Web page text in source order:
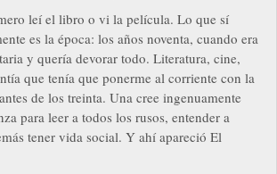
leí el libro o vi la película. Lo que sí
es la época: los años noventa, cuando era
y quería devorar todo. Literatura, cine,
que tenía que ponerme al corriente con la
de los treinta. Una cree ingenuamente
para leer a todos los rusos, entender a
tener vida social. Y ahí apareció El